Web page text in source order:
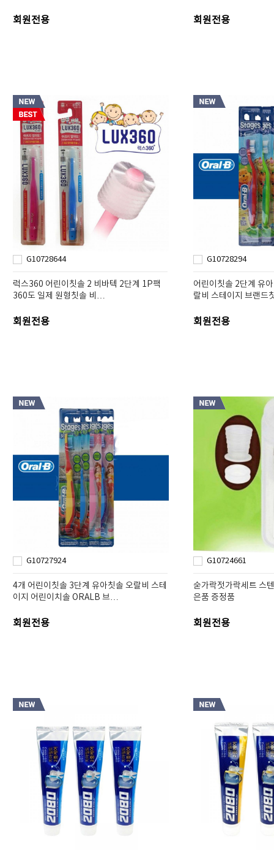
회원전용 회원전용
G10728644
럭스360 어린이칫솔 2 비바텍 2단계 1P팩
360도 일제 원형칫솔 비…
회원전용
G10728294
어린이칫솔 2단계 유
랄비 스테이지 브랜드
회원전용
G10727924
4개 어린이칫솔 3단계 유아칫솔 오랄비 스테
이지 어린이치솔 ORALB 브…
회원전용
G10724661
숟가락젓가락세트 스
은품 증정품
회원전용